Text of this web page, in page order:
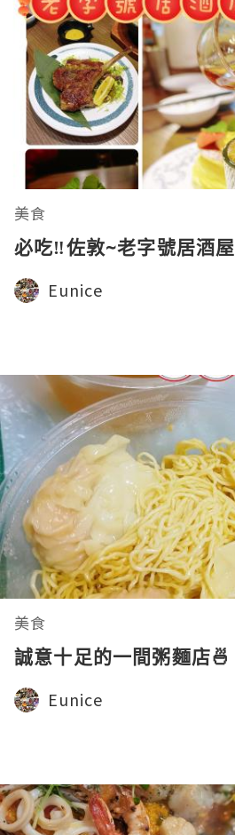
美食
必吃‼️佐敦~老字號居酒屋
Eunice
美食
誠意十足的一間粥麵店🍜
Eunice